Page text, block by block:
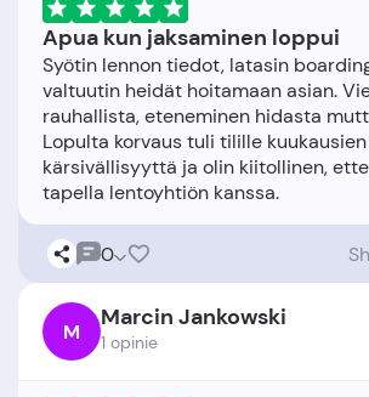
Apua kun jaksaminen loppui
Syötin lennon tiedot, latasin
valtuutin heidät hoitamaan asian.
rauhallista, eteneminen hidasta
Lopulta korvaus tuli tilille
kärsivällisyyttä ja olin kiitollinen,
0
M Marcin Jankowski
1 opinie